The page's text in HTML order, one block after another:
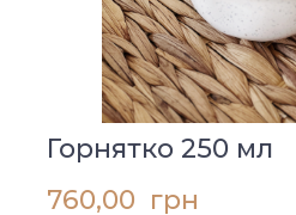
Горнятко 250 мл
760,00  грн